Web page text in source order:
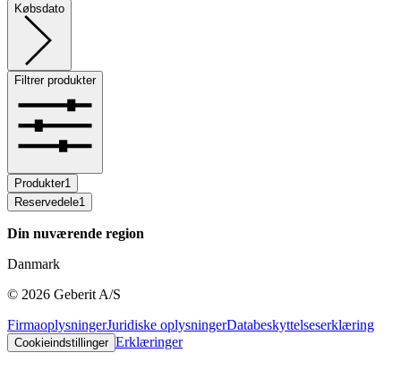
Købsdato
Filtrer produkter
Produkter1
Reservedele1
Din nuværende region
Danmark
© 2026 Geberit A/S
FirmaoplysningerJuridiske oplysningerDatabeskyttelseserklæring
Cookieindstillinger Erklæringer